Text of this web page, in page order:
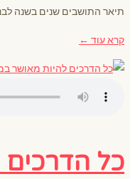
תיאר התושבים שנים בשנה
קרא עוד ←
כל הדרכים